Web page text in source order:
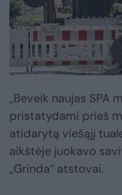
„Beveik naujas SPA
pristatydami prieš
atidarytą viešąjį
aikštėje juokavo
„Grinda“ atstovai.